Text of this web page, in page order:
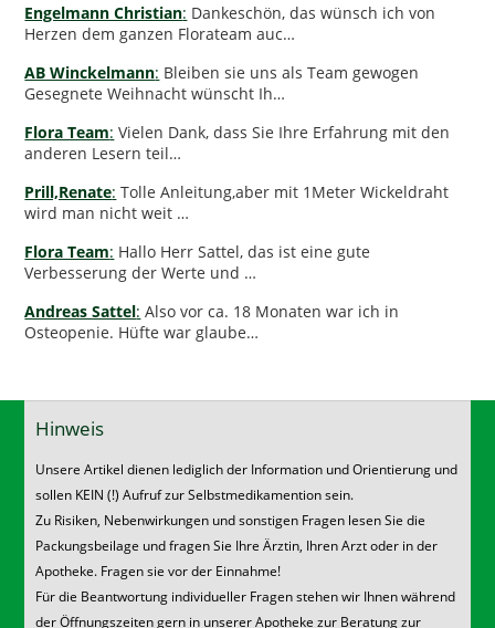
Engelmann Christian: Dankeschön, das wünsch ich von
Herzen dem ganzen Florateam auc…
AB Winckelmann: Bleiben sie uns als Team gewogen
Gesegnete Weihnacht wünscht Ih…
Flora Team: Vielen Dank, dass Sie Ihre Erfahrung mit den
anderen Lesern teil…
Prill,Renate: Tolle Anleitung,aber mit 1Meter Wickeldraht
wird man nicht weit …
Flora Team: Hallo Herr Sattel, das ist eine gute
Verbesserung der Werte und …
Andreas Sattel: Also vor ca. 18 Monaten war ich in
Osteopenie. Hüfte war glaube…
Hinweis
Unsere Artikel dienen lediglich der Information und Orientierung und
sollen KEIN (!) Aufruf zur Selbstmedikamention sein.
Zu Risiken, Nebenwirkungen und sonstigen Fragen lesen Sie die
Packungsbeilage und fragen Sie Ihre Ärztin, Ihren Arzt oder in der
Apotheke. Fragen sie vor der Einnahme!
Für die Beantwortung individueller Fragen stehen wir Ihnen während
der Öffnungszeiten gern in unserer Apotheke zur Beratung zur